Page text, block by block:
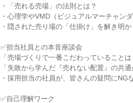
・「売れる売場」の法則とは？
・心理学やVMD（ビジュアルマーチャン
・隠された売り場の「仕掛け」を解き明か
✅担当社員との本音座談会
「売場づくりで一番こだわっていることは
「失敗から学んだ『売れない配置』の共通
・採用担当の社員が、皆さんの疑問にNG
✅自己理解ワーク